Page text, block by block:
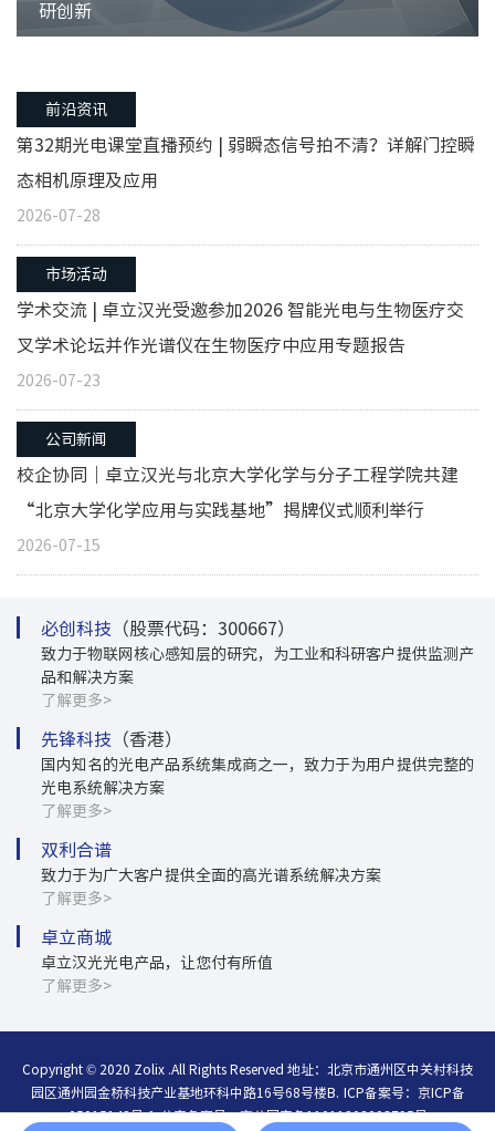
研创新
前沿资讯
第32期光电课堂直播预约 | 弱瞬态信号拍不清？详解门控瞬
态相机原理及应用
2026-07-28
市场活动
学术交流 | 卓立汉光受邀参加2026 智能光电与生物医疗交
叉学术论坛并作光谱仪在生物医疗中应用专题报告
2026-07-23
公司新闻
校企协同｜卓立汉光与北京大学化学与分子工程学院共建
“北京大学化学应用与实践基地”揭牌仪式顺利举行
2026-07-15
必创科技 （股票代码：300667）
致力于物联网核心感知层的研究，为工业和科研客户提供监测产
品和解决方案
了解更多>
先锋科技 （香港）
国内知名的光电产品系统集成商之一，致力于为用户提供完整的
光电系统解决方案
了解更多>
双利合谱
致力于为广大客户提供全面的高光谱系统解决方案
了解更多>
卓立商城
卓立汉光光电产品，让您付有所值
了解更多>
Copyright © 2020 Zolix .All Rights Reserved 地址：北京市通州区中关村科技
园区通州园金桥科技产业基地环科中路16号68号楼B.
ICP备案号： 京ICP备
05015148号-1 公安备案号：京公网安备11011202003795号